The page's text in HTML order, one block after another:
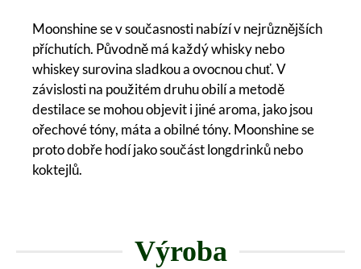
Moonshine se v současnosti nabízí v nejrůznějších
příchutích. Původně má každý whisky nebo
whiskey surovina sladkou a ovocnou chuť. V
závislosti na použitém druhu obilí a metodě
destilace se mohou objevit i jiné aroma, jako jsou
ořechové tóny, máta a obilné tóny. Moonshine se
proto dobře hodí jako součást longdrinků nebo
koktejlů.
Výroba